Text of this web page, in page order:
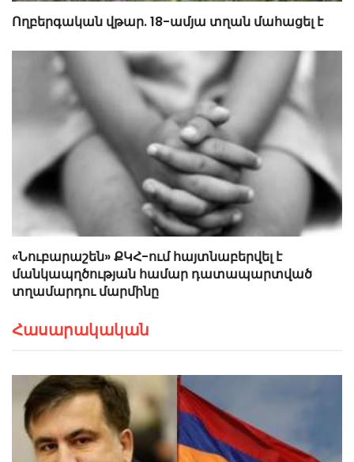
Ողբերգական վթար. 18-ամյա տղան մահացել է
«Նուբարաշեն» ՔԿՀ-ում հայտնաբերվել է
մանկապղծության համար դատապարտված
տղամարդու մարմինը
Հասարակական